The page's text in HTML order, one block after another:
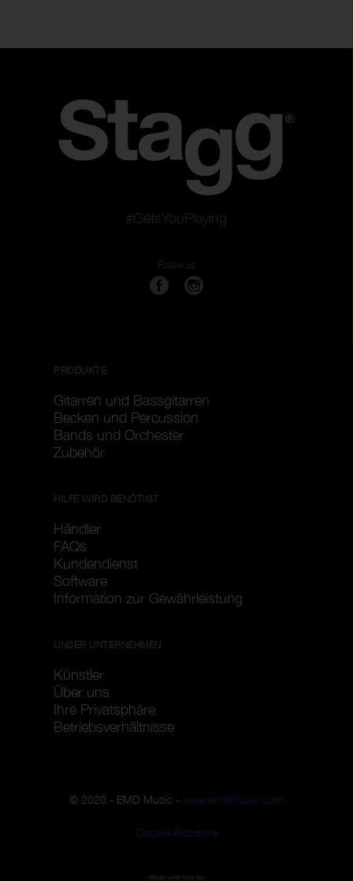
#GetsYouPlaying
Follow us
PRODUKTE
Gitarren und Bassgitarren
Becken und Percussion
Bands und Orchester
Zubehör
HILFE WIRD BENÖTIGT
Händler
FAQs
Kundendienst
Software
Information zur Gewährleistung
UNSER UNTERNEHMEN
Künstler
Über uns
Ihre Privatsphäre
Betriebsverhältnisse
© 2020 - EMD Music - www.emdmusic.com
Cookie-Richtlinie